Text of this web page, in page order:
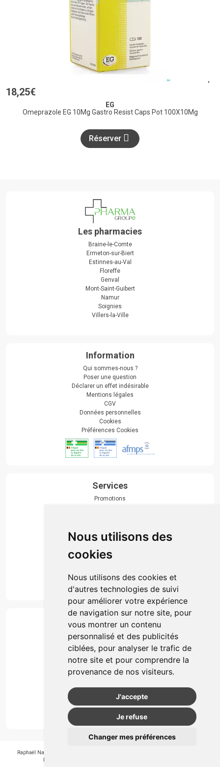
Nous utilisons des
cookies
Nous utilisons des cookies et
d'autres technologies de suivi
pour améliorer votre expérience
de navigation sur notre site, pour
vous montrer un contenu
personnalisé et des publicités
ciblées, pour analyser le trafic de
notre site et pour comprendre la
provenance de nos visiteurs.
J'accepte
Je refuse
Changer mes préférences
18,25€
EG
Omeprazole EG 10Mg Gastro Resist Caps Pot 100X10Mg
Réserver
Les pharmacies
Braine-le-Comte
Ermeton-sur-Biert
Estinnes-au-Val
Floreffe
Genval
Mont-Saint-Guibert
Namur
Soignies
Villers-la-Ville
Information
Qui sommes-nous ?
Poser une question
Déclarer un effet indésirable
Mentions légales
CGV
Données personnelles
Cookies
Préférences Cookies
Services
Promotions
Actualités & conseils
Événements
Marques
Suivez-nous
Paiement
Simple, rapide et 100% sécurisé
Retrait & Livriason
Retrait en automate ou Locker
Livraison chez vous
Raphaël Nahon